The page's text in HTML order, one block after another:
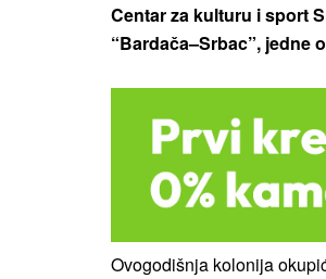
Centar za kulturu i sport
“Bardača–Srbac”, jedne
Ovogodišnja kolonija